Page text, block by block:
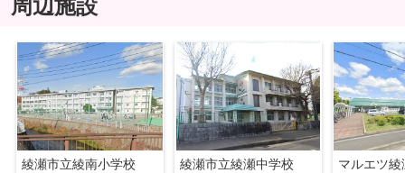
周辺施設
綾瀬市立綾南小学校
綾瀬市立綾瀬中学校
マルエツ綾